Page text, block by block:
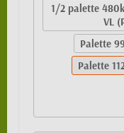
1/2 palette
VL
Palette
Palette